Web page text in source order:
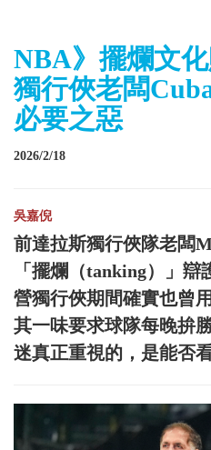
NBA》擺爛文
獨行俠老闆
必要之惡
2026/2/18
吳嘉倪
前達拉斯獨行俠隊老闆
「擺爛（tanking）」
營獨行俠期間確實也曾
其一味要求球隊每晚拚
迷真正重視的，是能否